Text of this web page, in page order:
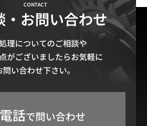
CONTACT
・お問い合わせ
理についてのご相談や
がございましたらお気軽に
問い合わせ下さい。
電話で問い合わせ